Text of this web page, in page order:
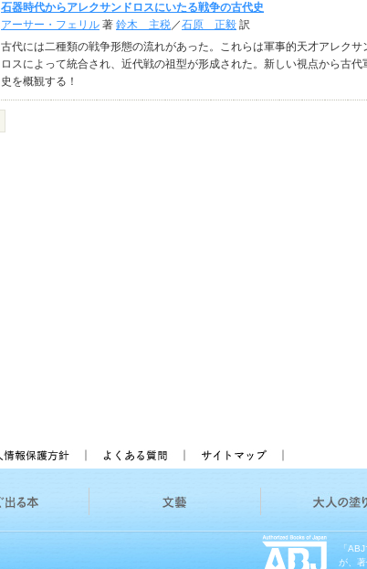
石器時代からアレクサンドロスにいたる戦争の古代史
アーサー・フェリル 著 鈴木 主税／石原 正毅 訳
古代には二種類の戦争形態の流れがあった。これらは軍事的天才アレクサ
ロスによって統合され、近代戦の祖型が形成された。新しい視点から古代
史を概観する！
「
が、